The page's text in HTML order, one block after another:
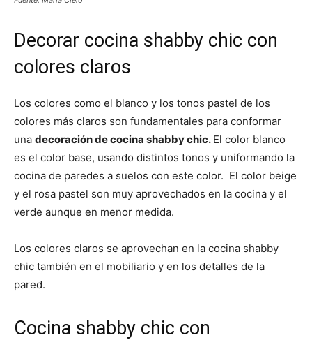
Decorar cocina shabby chic con
colores claros
Los colores como el blanco y los tonos pastel de los
colores más claros son fundamentales para conformar
una decoración de cocina shabby chic. El color blanco
es el color base, usando distintos tonos y uniformando la
cocina de paredes a suelos con este color. El color beige
y el rosa pastel son muy aprovechados en la cocina y el
verde aunque en menor medida.
Los colores claros se aprovechan en la cocina shabby
chic también en el mobiliario y en los detalles de la
pared.
Cocina shabby chic con